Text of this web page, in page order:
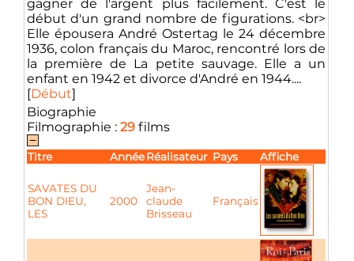
gagner de l'argent plus facilement. C'est le
début d'un grand nombre de figurations. <br>
Elle épousera André Ostertag le 24 décembre
1936, colon français du Maroc, rencontré lors de
la première de La petite sauvage. Elle a un
enfant en 1942 et divorce d'André en 1944....
[Début]
Biographie
Filmographie : 29 films
Titre AnnéeRéalisateur Pays Affiche
SAVATES DU
BON DIEU,
LES
2000
Jean-
claude
Brisseau
Français